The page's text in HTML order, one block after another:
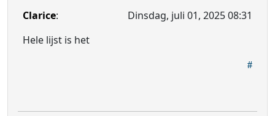
Clarice:
Dinsdag, juli 01, 2025 08:31
Hele lijst is het